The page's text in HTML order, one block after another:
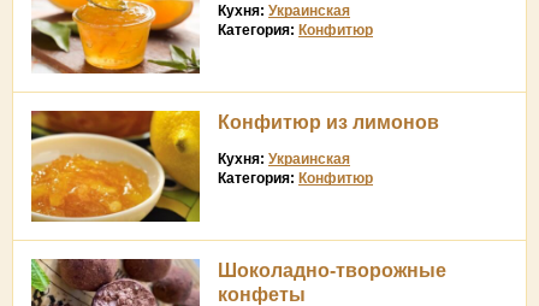
Кухня: Украинская
Категория: Конфитюр
Конфитюр из лимонов
Кухня: Украинская
Категория: Конфитюр
Шоколадно-творожные
конфеты